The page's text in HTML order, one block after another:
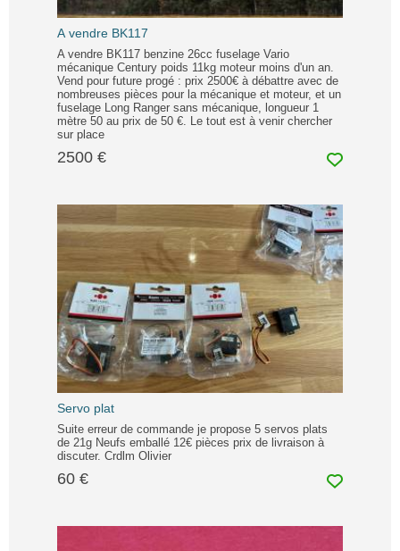
A vendre BK117
A vendre BK117 benzine 26cc fuselage Vario
mécanique Century poids 11kg moteur moins d'un an.
Vend pour future progé : prix 2500€ à débattre avec de
nombreuses pièces pour la mécanique et moteur, et un
fuselage Long Ranger sans mécanique, longueur 1
mètre 50 au prix de 50 €. Le tout est à venir chercher
sur place
2500 €
Servo plat
Suite erreur de commande je propose 5 servos plats
de 21g Neufs emballé 12€ pièces prix de livraison à
discuter. Crdlm Olivier
60 €